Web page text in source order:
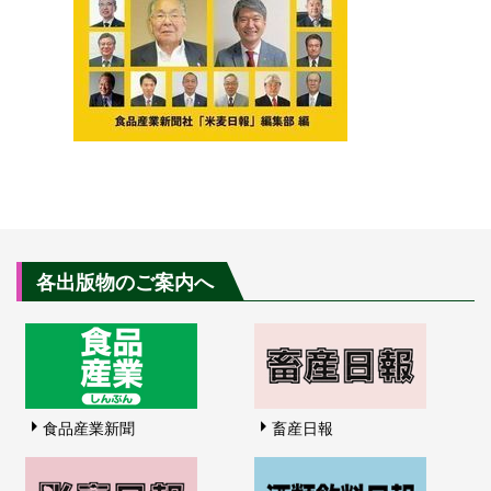
各出版物のご案内へ
食品産業新聞 畜産日報